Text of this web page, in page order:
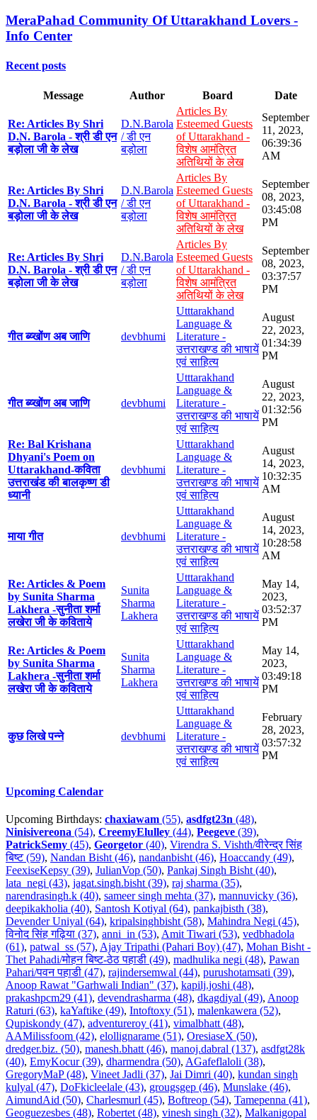
MeraPahad Community Of Uttarakhand Lovers -
Info Center
Recent posts
Message Author Board Date
Re: Articles By Shri
D.N. Barola - श्री डी एन
बड़ोला जी के लेख
D.N.Barola
/ डी एन
बड़ोला
Articles By
Esteemed Guests
of Uttarakhand -
विशेष आमंत्रित
अतिथियों के लेख
September
11, 2023,
06:39:36
AM
Re: Articles By Shri
D.N. Barola - श्री डी एन
बड़ोला जी के लेख
D.N.Barola
/ डी एन
बड़ोला
Articles By
Esteemed Guests
of Uttarakhand -
विशेष आमंत्रित
अतिथियों के लेख
September
08, 2023,
03:45:08
PM
Re: Articles By Shri
D.N. Barola - श्री डी एन
बड़ोला जी के लेख
D.N.Barola
/ डी एन
बड़ोला
Articles By
Esteemed Guests
of Uttarakhand -
विशेष आमंत्रित
अतिथियों के लेख
September
08, 2023,
03:37:57
PM
गीत ब्य्खोंण अब जाणि devbhumi
Utttarakhand
Language &
Literature -
उत्तराखण्ड की भाषायें
एवं साहित्य
August
22, 2023,
01:34:39
PM
गीत ब्य्खोंण अब जाणि devbhumi
Utttarakhand
Language &
Literature -
उत्तराखण्ड की भाषायें
एवं साहित्य
August
22, 2023,
01:32:56
PM
Re: Bal Krishana
Dhyani's Poem on
Uttarakhand-कविता
उत्तराखंड की बालकृष्ण डी
ध्यानी
devbhumi
Utttarakhand
Language &
Literature -
उत्तराखण्ड की भाषायें
एवं साहित्य
August
14, 2023,
10:32:35
AM
माया गीत devbhumi
Utttarakhand
Language &
Literature -
उत्तराखण्ड की भाषायें
एवं साहित्य
August
14, 2023,
10:28:58
AM
Re: Articles & Poem
by Sunita Sharma
Lakhera -सुनीता शर्मा
लखेरा जी के कविताये
Sunita
Sharma
Lakhera
Utttarakhand
Language &
Literature -
उत्तराखण्ड की भाषायें
एवं साहित्य
May 14,
2023,
03:52:37
PM
Re: Articles & Poem
by Sunita Sharma
Lakhera -सुनीता शर्मा
लखेरा जी के कविताये
Sunita
Sharma
Lakhera
Utttarakhand
Language &
Literature -
उत्तराखण्ड की भाषायें
एवं साहित्य
May 14,
2023,
03:49:18
PM
कुछ लिखे पन्ने devbhumi
Utttarakhand
Language &
Literature -
उत्तराखण्ड की भाषायें
एवं साहित्य
February
28, 2023,
03:57:32
PM
Upcoming Calendar
Upcoming Birthdays: chaxiawam (55), asdfgt23n (48),
Ninisivereona (54), CreemyElulley (44), Peegeve (39),
PatrickSemy (45), Georgetor (40), Virendra S. Vishth/वीरेन्द्र सिंह
बिष्ट (59), Nandan Bisht (46), nandanbisht (46), Hoaccandy (49),
FeexiseKepsy (39), JulianVop (50), Pankaj Singh Bisht (40),
lata_negi (43), jagat.singh.bisht (39), raj sharma (35),
narendrasingh.k (40), sameer singh mehta (37), mannuvicky (36),
deepikakholia (40), Santosh Kotiyal (64), pankajbisth (38),
Devender Uniyal (64), kripalsinghbisht (58), Mahindra Negi (45),
विनोद सिंह गढ़िया (37), anni_in (53), Amit Tiwari (53), vedbhadola
(61), patwal_ss (57), Ajay Tripathi (Pahari Boy) (47), Mohan Bisht -
Thet Pahadi/मोहन बिष्ट-ठेठ पहाडी (49), madhulika negi (48), Pawan
Pahari/पवन पहाडी (47), rajindersemwal (44), purushotamsati (39),
Anoop Rawat "Garhwali Indian" (37), kapilj.joshi (48),
prakashpcm29 (41), devendrasharma (48), dkagdiyal (49), Anoop
Raturi (63), kaYaftike (49), Intoftoxy (51), malenkawera (52),
Qupiskondy (47), adventureroy (41), vimalbhatt (48),
AAMilissfoom (42), elollignarame (51), OresiaseX (50),
dredger.biz. (50), manesh.bhatt (46), manoj.dabral (137), asdfgt28k
(40), EmyKocur (39), dharmendra (50), AGafeflaloli (38),
GregoryMaP (48), Vineet Jadli (37), Jai Dimri (40), kundan singh
kulyal (47), DoFkicleelale (43), grougsgep (46), Munslake (46),
AimundAid (50), Charlesmurl (45), Boftreop (54), Tamepenna (41),
Geoguezesbes (48), Robertet (48), vinesh singh (32), Malkanigopal